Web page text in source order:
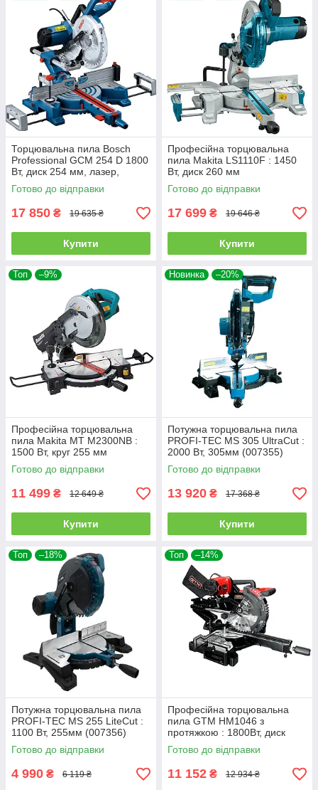
Торцювальна пила Bosch
Professional GCM 254 D 1800
Вт, диск 254 мм, лазер,
протяжка 310 мм
Готово до відправки
17 850 ₴ 19 635 ₴
Купити
Професійна торцювальна
пила Makita LS1110F : 1450
Вт, диск 260 мм
Готово до відправки
17 699 ₴ 19 646 ₴
Купити
Топ –9%
Професійна торцювальна
пила Makita MT M2300NB :
1500 Вт, круг 255 мм
(M2300NB)
Готово до відправки
11 499 ₴ 12 649 ₴
Купити
Новинка –20%
Потужна торцювальна пила
PROFI-TEC MS 305 UltraCut :
2000 Вт, 305мм (007355)
Готово до відправки
13 920 ₴ 17 368 ₴
Купити
Топ –18%
Потужна торцювальна пила
PROFI-TEC MS 255 LiteCut :
1100 Вт, 255мм (007356)
Готово до відправки
4 990 ₴ 6 119 ₴
Топ –14%
Професійна торцювальна
пила GTM HM1046 з
протяжкою : 1800Вт, диск
254х30мм (3554)
Готово до відправки
11 152 ₴ 12 934 ₴